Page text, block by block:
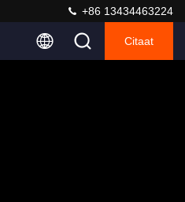
+86 13434463224
Citaat